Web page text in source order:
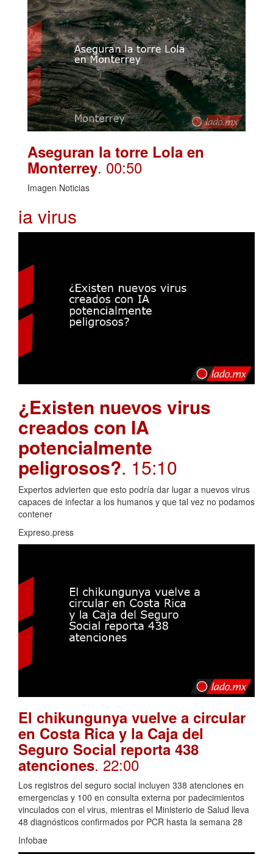
Aseguran la torre Lola en
Monterrey. 00:50
Imagen Noticias
ia virus
¿Existen nuevos virus
creados con IA
potencialmente
peligrosos?. 15:10
Expertos advierten que esto podría dar lugar a nuevos virus
capaces de infectar a los humanos y que tal vez no podamos
contener
Expreso.press
El chikungunya vuelve a circular
en Costa Rica y la Caja del
Seguro Social reporta 438
atenciones. 22:00
Los registros del seguro social incluyen 338 atenciones en
emergencias y 100 en consulta externa por padecimientos
vinculados con el virus, mientras el Ministerio de Salud lleva
48 diagnósticos confirmados por PCR hasta la semana 28
Infobae